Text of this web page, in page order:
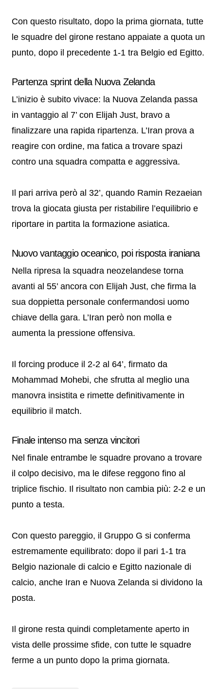
Con questo risultato, dopo la prima giornata, tutte
le squadre del girone restano appaiate a quota un
punto, dopo il precedente 1-1 tra Belgio ed Egitto.
Partenza sprint della Nuova Zelanda
L’inizio è subito vivace: la Nuova Zelanda passa
in vantaggio al 7’ con Elijah Just, bravo a
finalizzare una rapida ripartenza. L’Iran prova a
reagire con ordine, ma fatica a trovare spazi
contro una squadra compatta e aggressiva.
Il pari arriva però al 32’, quando Ramin Rezaeian
trova la giocata giusta per ristabilire l’equilibrio e
riportare in partita la formazione asiatica.
Nuovo vantaggio oceanico, poi risposta iraniana
Nella ripresa la squadra neozelandese torna
avanti al 55’ ancora con Elijah Just, che firma la
sua doppietta personale confermandosi uomo
chiave della gara. L’Iran però non molla e
aumenta la pressione offensiva.
Il forcing produce il 2-2 al 64’, firmato da
Mohammad Mohebi, che sfrutta al meglio una
manovra insistita e rimette definitivamente in
equilibrio il match.
Finale intenso ma senza vincitori
Nel finale entrambe le squadre provano a trovare
il colpo decisivo, ma le difese reggono fino al
triplice fischio. Il risultato non cambia più: 2-2 e un
punto a testa.
Con questo pareggio, il Gruppo G si conferma
estremamente equilibrato: dopo il pari 1-1 tra
Belgio nazionale di calcio e Egitto nazionale di
calcio, anche Iran e Nuova Zelanda si dividono la
posta.
Il girone resta quindi completamente aperto in
vista delle prossime sfide, con tutte le squadre
ferme a un punto dopo la prima giornata.